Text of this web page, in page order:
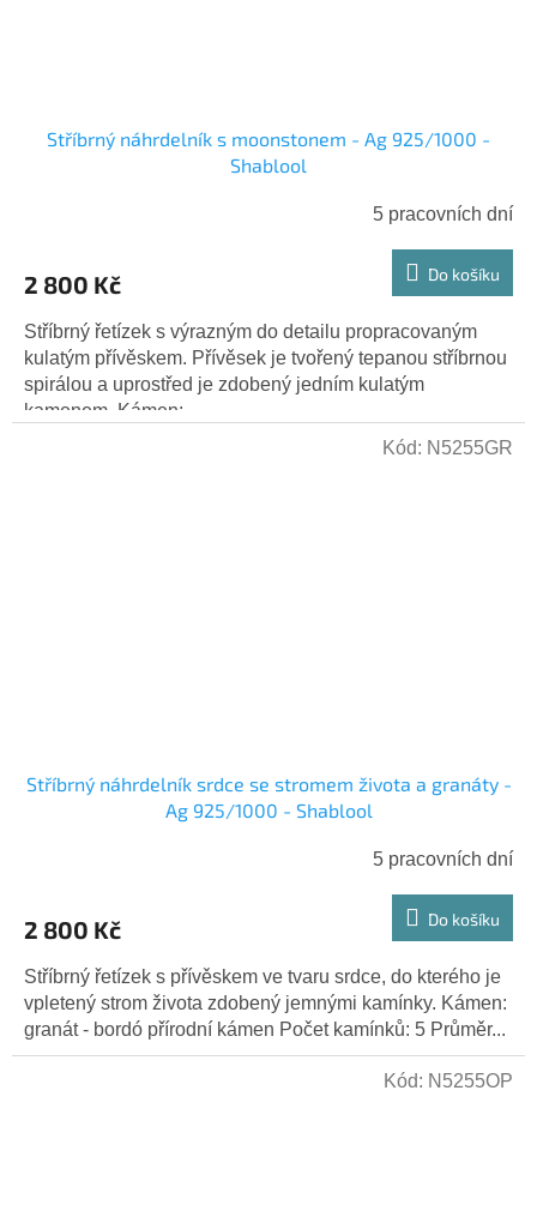
Stříbrný náhrdelník s moonstonem - Ag 925/1000 -
Shablool
5 pracovních dní
2 800 Kč Do košíku
Stříbrný řetízek s výrazným do detailu propracovaným
kulatým přívěskem. Přívěsek je tvořený tepanou stříbrnou
spirálou a uprostřed je zdobený jedním kulatým
kamenem. Kámen:...
Stříbrný náhrdelník srdce se stromem života a granáty -
Ag 925/1000 - Shablool
5 pracovních dní
2 800 Kč Do košíku
Stříbrný řetízek s přívěskem ve tvaru srdce, do kterého je
vpletený strom života zdobený jemnými kamínky. Kámen:
granát - bordó přírodní kámen Počet kamínků: 5 Průměr...
Kód: N5255GR
Kód: N5255OP